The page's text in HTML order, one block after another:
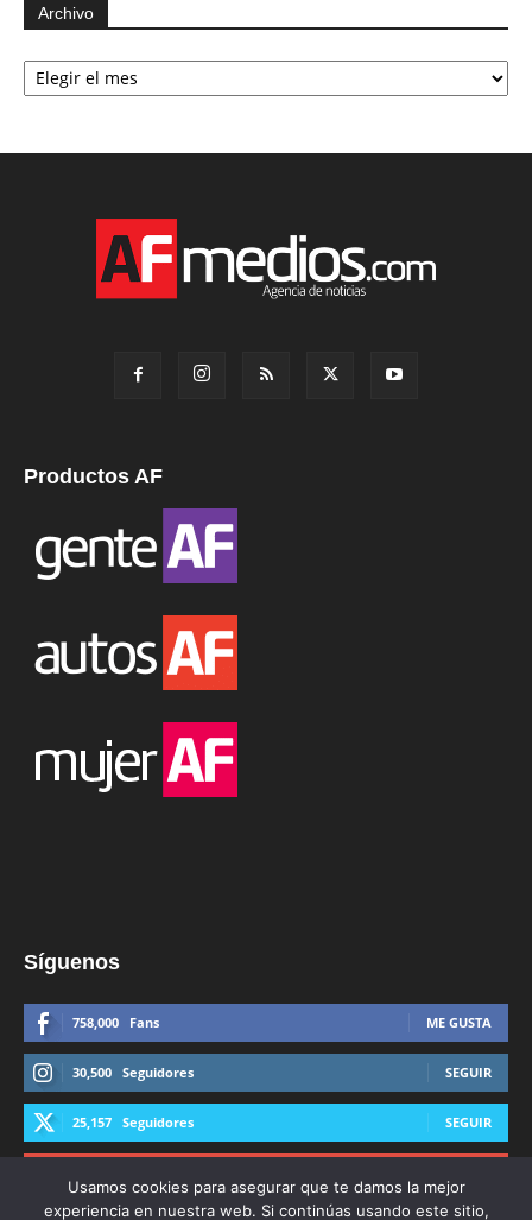
Archivo
Archivo
Productos AF
Síguenos
758,000 Fans ME GUSTA
30,500 Seguidores SEGUIR
25,157 Seguidores SEGUIR
Usamos cookies para asegurar que te damos la mejor
experiencia en nuestra web. Si continúas usando este sitio,